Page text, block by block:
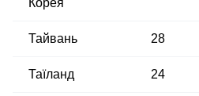
Корея
Тайвань 28
Таїланд 24